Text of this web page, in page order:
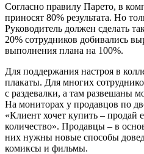
Согласно правилу Парето, в
приносят 80% результата. Но
Руководитель должен сделать
20% сотрудников добивались
выполнения плана на 100%.
Для поддержания настроя в
плакаты. Для многих
с раздевалки, а там развешаны
На мониторах у продавцов по
«Клиент хочет купить –
количество». Продавцы – в
них нужны новые способы
комиксы и фильмы.